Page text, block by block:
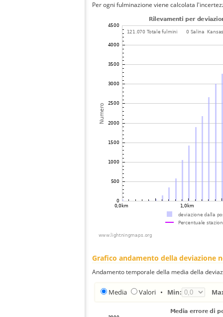
Per ogni fulminazione viene calcolata
Grafico andamento della deviazione
Andamento temporale della media della
Media Valori • Min: